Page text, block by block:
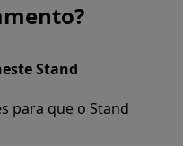
Stand
para que o Stand